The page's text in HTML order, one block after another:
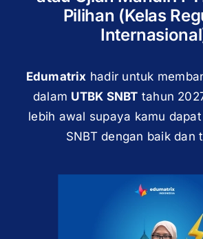
Pilihan (Kelas
Edumatrix hadir untuk
dalam UTBK SNBT tahun
lebih awal supaya kamu
SNBT dengan baik dan